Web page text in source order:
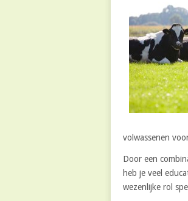
volwassenen
Door een
heb je veel
wezenlijke rol